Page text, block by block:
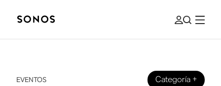
EVENTOS Categoría+